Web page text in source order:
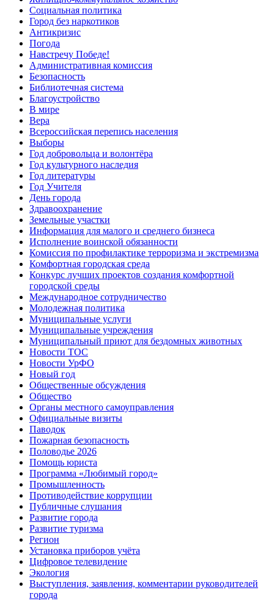
Социальная политика
Город без наркотиков
Антикризис
Погода
Навстречу Победе!
Административная комиссия
Безопасность
Библиотечная система
Благоустройство
В мире
Вера
Всероссийская перепись населения
Выборы
Год добровольца и волонтёра
Год культурного наследия
Год литературы
Год Учителя
День города
Здравоохранение
Земельные участки
Информация для малого и среднего бизнеса
Исполнение воинской обязанности
Комиссия по профилактике терроризма и экстремизма
Комфортная городская среда
Конкурс лучших проектов создания комфортной
городской среды
Международное сотрудничество
Молодежная политика
Муниципальные услуги
Муниципальные учреждения
Муниципальный приют для бездомных животных
Новости ТОС
Новости УрФО
Новый год
Общественные обсуждения
Общество
Органы местного самоуправления
Официальные визиты
Паводок
Пожарная безопасность
Половодье 2026
Помощь юриста
Программа «Любимый город»
Промышленность
Противодействие коррупции
Публичные слушания
Развитие города
Развитие туризма
Регион
Установка приборов учёта
Цифровое телевидение
Экология
Выступления, заявления, комментарии руководителей
города